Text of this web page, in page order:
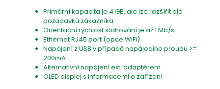
Primární kapacita je 4 GB, ale lze rozšířit dle
požadavků zákazníka
Orientační rychlost stahování je až 1 Mb/s
Ethernet RJ45 port (opce WiFi)
Napájení z USB v případě napájecího proudu >=
200mA
Alternativní napájení ext. adaptérem
OLED displej s informacemi o zařízení